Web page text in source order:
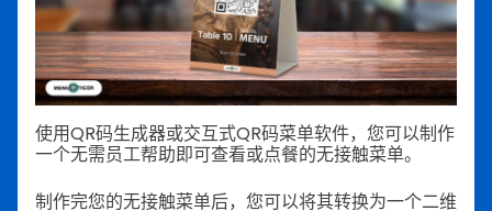
使用QR码生成器或交互式QR码菜单软件，您可以制作
一个无需员工帮助即可查看或点餐的无接触菜单。
制作完您的无接触菜单后，您可以将其转换为一个二维